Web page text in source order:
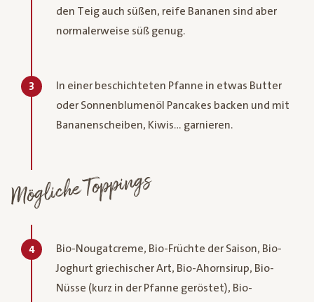
den Teig auch süßen, reife Bananen sind aber
normalerweise süß genug.
3
In einer beschichteten Pfanne in etwas Butter
oder Sonnenblumenöl Pancakes backen und mit
Bananenscheiben, Kiwis… garnieren.
Mögliche Toppings
4
Bio-Nougatcreme, Bio-Früchte der Saison, Bio-
Joghurt griechischer Art, Bio-Ahornsirup, Bio-
Nüsse (kurz in der Pfanne geröstet), Bio-